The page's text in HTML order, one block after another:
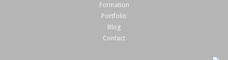
Formation
Portfolio
Blog
Contact